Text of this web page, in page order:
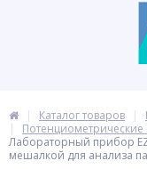
Каталог товаров
Лабораторный прибор
мешалкой для анализа